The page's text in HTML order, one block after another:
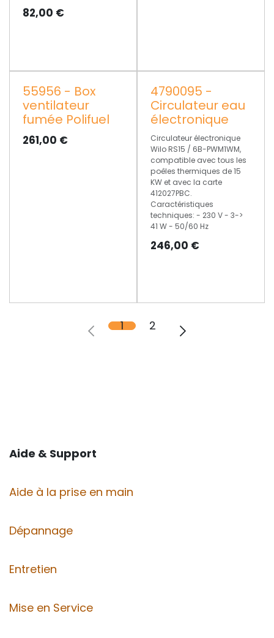
82,00 €
55956 - Box
ventilateur
fumée Polifuel
261,00 €
4790095 -
Circulateur eau
électronique
Circulateur électronique
Wilo RS15 / 6B-PWM1WM,
compatible avec tous les
poêles thermiques de 15
KW et avec la carte
412027PBC.
Caractéristiques
techniques: - 230 V - 3->
41 W - 50/60 Hz
246,00 €
1 2
Aide & Support
Aide à la prise en main
Dépannage
Entretien
Mise en Service